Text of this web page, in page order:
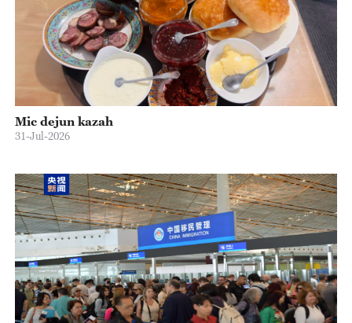
Mic dejun kazah
31-Jul-2026